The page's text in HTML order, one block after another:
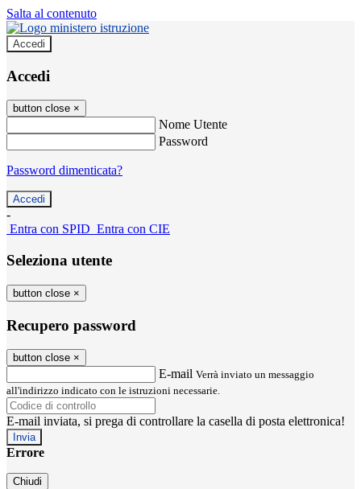
Salta al contenuto
Accedi
Accedi
button close ×
Nome Utente
Password
Password dimenticata?
-
Entra con SPID Entra con CIE
Seleziona utente
button close ×
Recupero password
button close ×
E-mail Verrà inviato un messaggio
all'indirizzo indicato con le istruzioni necessarie.
E-mail inviata, si prega di controllare la casella di posta elettronica!
Errore
Chiudi